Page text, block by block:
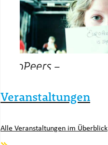
Veranstaltungen
Alle Veranstaltungen im Überblick